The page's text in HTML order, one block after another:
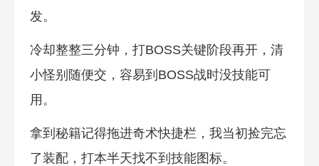
发。
冷却整整三分钟，打BOSS关键阶段再开，清
小怪别随便交，容易到BOSS战时没技能可
用。
拿到秘籍记得拖进奇术快捷栏，我当初捡完忘
了装配，打本半天找不到技能图标。